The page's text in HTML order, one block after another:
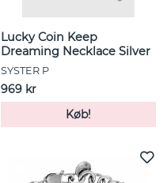
Lucky Coin Keep
Dreaming Necklace Silver
SYSTER P
969 kr
Køb!